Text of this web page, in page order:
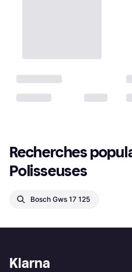
Recherches
Polisseuses
Bosch Gws 17 125
Klarna